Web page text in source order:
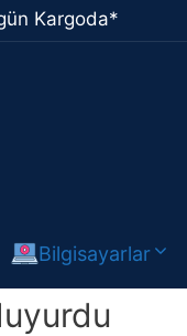
Kargoda*
Bilgisayarlar